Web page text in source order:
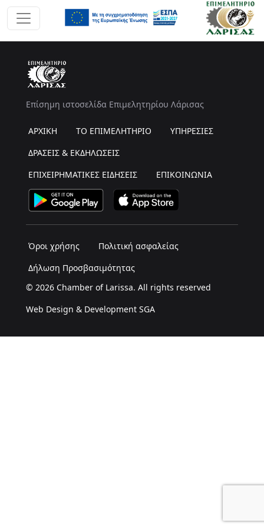
Επίσημη ιστοσελίδα Επιμελητηρίου Λάρισας
ΑΡΧΙΚΗ ΤΟ ΕΠΙΜΕΛΗΤΗΡΙΟ
ΥΠΗΡΕΣΙΕΣ
ΔΡΑΣΕΙΣ & ΕΚΔΗΛΩΣΕΙΣ
ΕΠΙΧΕΙΡΗΜΑΤΙΚΕΣ ΕΙΔΗΣΕΙΣ
ΕΠΙΚΟΙΝΩΝΙΑ
Όροι χρήσης
Πολιτική ασφαλείας
Δήλωση Προσβασιμότητας
© 2026 Chamber of Larissa. All rights reserved
Web Design & Development SGA